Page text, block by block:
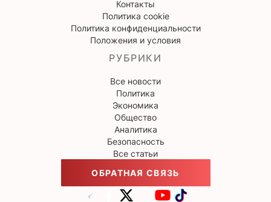
Контакты
Политика cookie
Политика конфиденциальности
Положения и условия
РУБРИКИ
Все новости
Политика
Экономика
Общество
Аналитика
Безопасность
Все статьи
ОБРАТНАЯ СВЯЗЬ